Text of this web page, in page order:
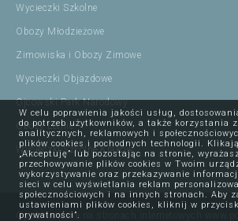
Wycieczki Szkolne
Obozy Młodzieżowe
Zimowiska i Obozy Zimowe
Wycieczki Objazdowe
Ojcowski Park Narodowy
Obozy Letnie
Wycieczki Szkolne Kraków
Opublikowane na stronach internetowych
W celu poprawienia jakości usług,
do potrzeb użytkowników, a także korzystania
analitycznych, reklamowych i
plików cookies i pochodnych technologii.
„Akceptuję” lub pozostając na stronie,
przechowywanie plików cookies w Twoim
wykorzystywanie oraz przekazywanie
sieci w celu wyświetlania reklam
społecznościowych i na innych stronach. Aby
ustawieniami plików cookies, kliknij w
prywatności”.